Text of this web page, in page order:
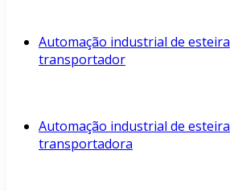
Automação industrial de esteira
transportador
Automação industrial de esteira
transportadora